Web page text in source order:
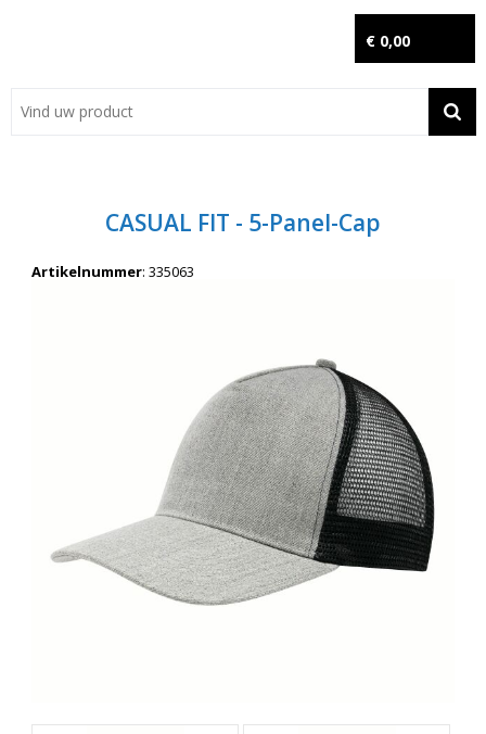
€ 0,00
Contact
Wil je snel een advies? Bel nu 053-7920045 of 06-55731304
CASUAL FIT - 5-Panel-Cap
Artikelnummer: 335063